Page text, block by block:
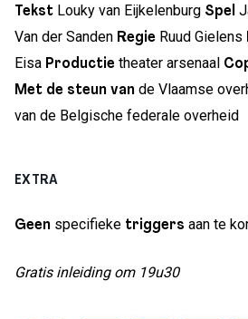
Tekst Louky van Eijkelenburg Spel
Van der Sanden Regie Ruud Gielens
Eisa Productie theater arsenaal
Met de steun van de Vlaamse
van de Belgische federale overheid
EXTRA
Geen specifieke triggers aan te
Gratis inleiding om 19u30